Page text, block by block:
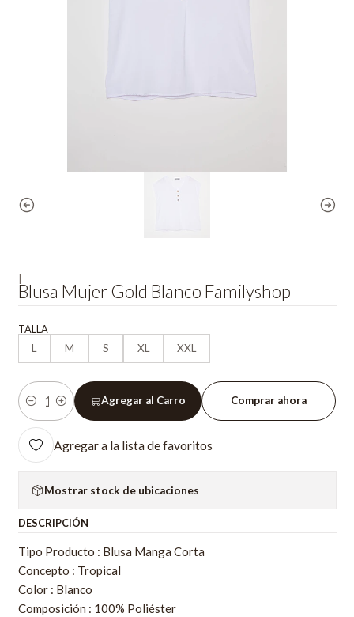
Blusa Mujer Gold Blanco Familyshop
TALLA
L
M S XL XXL
Cantidad
Agregar al Carro Comprar ahora
Agregar a la lista de favoritos
Mostrar stock de ubicaciones
DESCRIPCIÓN
Tipo Producto : Blusa Manga Corta
Concepto : Tropical
Color : Blanco
Composición : 100% Poliéster